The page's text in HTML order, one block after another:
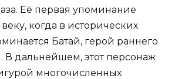
Её первая упоминание
когда в исторических
Батай, герой раннего
В дальнейшем, этот персонаж
многочисленных